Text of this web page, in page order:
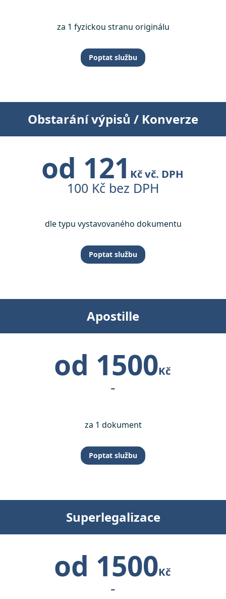
za 1 fyzickou stranu originálu
Poptat službu
Obstarání výpisů / Konverze
od 121 Kč vč. DPH
100 Kč bez DPH
dle typu vystavovaného dokumentu
Poptat službu
Apostille
od 1500Kč
-
za 1 dokument
Poptat službu
Superlegalizace
od 1500Kč
-